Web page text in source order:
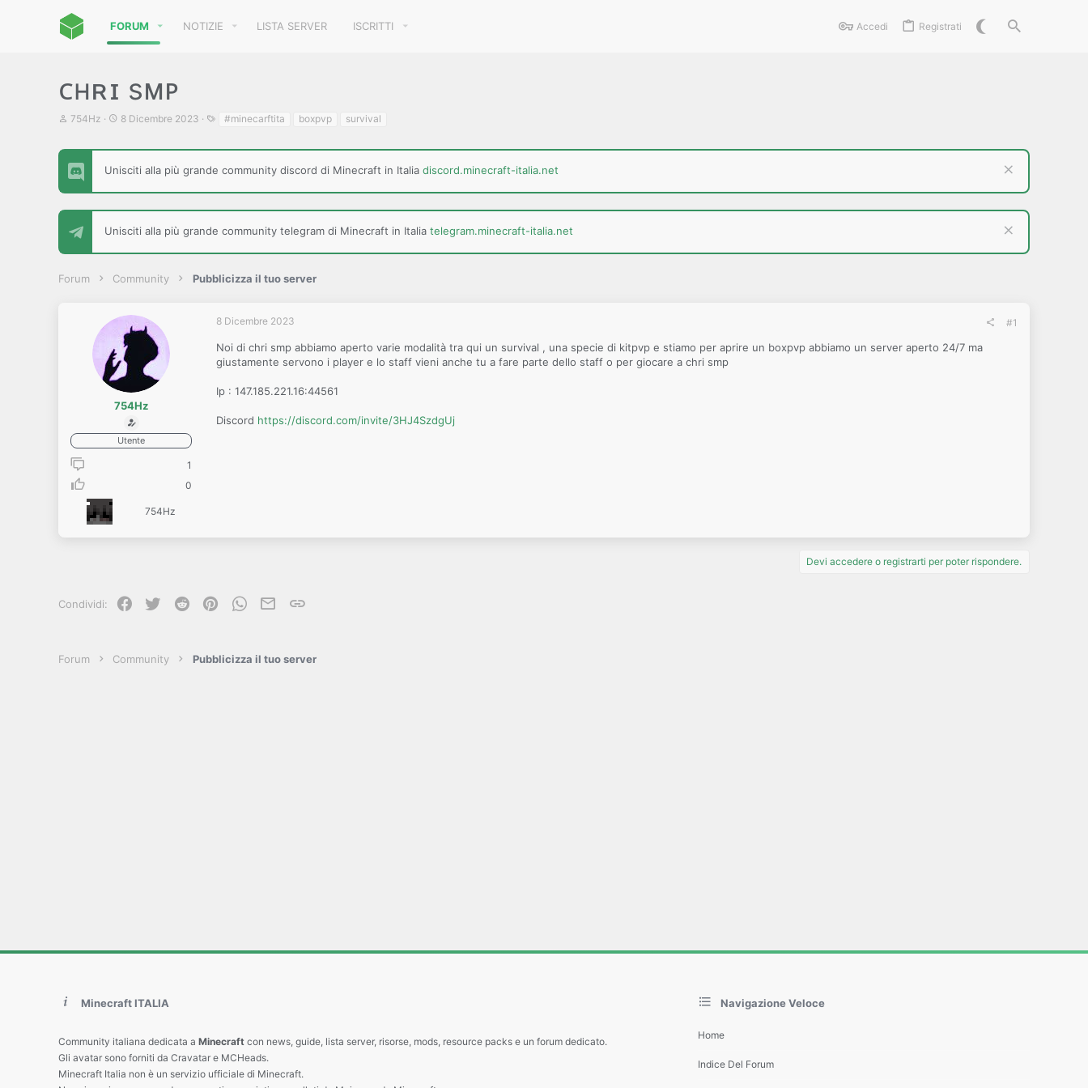
FORUM NOTIZIE LISTA SERVER ISCRITTI Accedi Registrati
ᴄʜʀɪ sᴍᴘ
C
t
o
r
e
i
s
754Hz
D
d
i
n
z
8 Dicembre 2023 #minecarftita boxpvp survival
Unisciti alla più grande community discord di Minecraft in Italia discord.minecraft-italia.net
Unisciti alla più grande community telegram di Minecraft in Italia telegram.minecraft-italia.net
Forum Community Pubblicizza il tuo server
754Hz
Utente
1
0
754Hz
8 Dicembre 2023 #1
Noi di chri smp abbiamo aperto varie modalità tra qui un survival , una specie di kitpvp e stiamo per aprire un boxpvp abbiamo un server aperto 24/7 ma
giustamente servono i player e lo staff vieni anche tu a fare parte dello staff o per giocare a chri smp
Ip : 147.185.221.16:44561
Discord https://discord.com/invite/3HJ4SzdgUj
Devi accedere o registrarti per poter rispondere.
Condividi: Facebook
Twitter Reddit PinterestWhatsApp
e-mailLink
Forum Community Pubblicizza il tuo server
Minecraft ITALIA
Community italiana dedicata a Minecraft con news, guide, lista server, risorse, mods, resource packs e un forum dedicato.
Gli avatar sono forniti da Cravatar e MCHeads.
Minecraft Italia non è un servizio ufficiale di Minecraft.
Navigazione Veloce
Home
Indice Del Forum